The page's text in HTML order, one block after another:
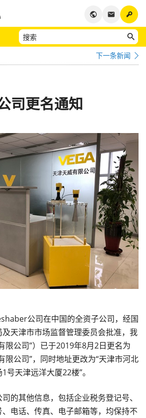
key
email
public
下一条新闻
司更名通知
公司在中国的全资子公司，经国
天津市市场监督管理委员会批准，我
限公司”）已于2019年8月2日更名为
限公司”，同时地址更改为“天津市河北
1号天津远洋大厦22楼”。
的其他信息，包括企业税务登记号、
电话、传真、电子邮箱等，均保持不